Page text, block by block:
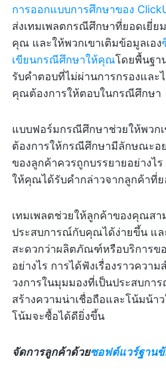
การออกแบบการศึกษาของ
ส่งเทมเพลตกรณีศึกษาที่ยอดเยี่ย
คุณ และให้พวกเขาเติมข้อมูลเอง
เขียนกรณีศึกษาให้คุณโดยพื้นฐา
รับคำตอบที่ไม่ผ่านการกรองแล
คุณต้องการให้ตอบในกรณีศึกษา
แบบฟอร์มกรณีศึกษาช่วยให้พวก
ต้องการให้กรณีศึกษามีลักษณะอย่
ของลูกค้าควรถูกบรรยายอย่างไ
ให้คุณได้รับคำกล่าวจากลูกค้าที่ย
เทมเพลตช่วยให้ลูกค้าของคุณสา
ประสบการณ์กับคุณได้ง่ายขึ้น แล
สะดวกว่าผลิตภัณฑ์หรือบริการข
อย่างไร การได้ฟังเรื่องราวความ
วงการในมุมมองที่เป็นประสบกา
สร้างความน่าเชื่อถือและโน้มน้า
โน้มจะซื้อได้ดียิ่งขึ้น
จัดการลูกค้าด้วยซอฟต์แวร์ฐาน